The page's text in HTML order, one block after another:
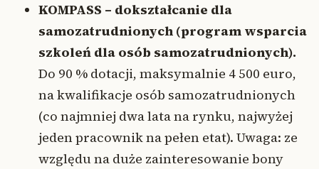
KOMPASS – dokształcanie dla
samozatrudnionych (program wsparcia
szkoleń dla osób samozatrudnionych).
Do 90 % dotacji, maksymalnie 4 500 euro,
na kwalifikacje osób samozatrudnionych
(co najmniej dwa lata na rynku, najwyżej
jeden pracownik na pełen etat). Uwaga: ze
względu na duże zainteresowanie bony